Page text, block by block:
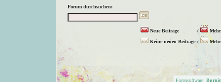
Forum durchsuchen:
Neue Beiträge (
Keine neuen Beiträge (
Forensoftware: